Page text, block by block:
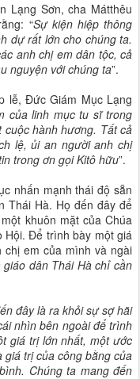
Lạng Sơn, cha Mátthêu
“Sự kiện hiệp thông
dự rất lớn cho chúng ta.
anh chị em dân tộc, cả
nguyện với chúng ta”.
lễ, Đức Giám Mục Lạng
của linh mục tu sĩ trong
hành hương. Tất cả
lệ, ủi an người anh chị
trong ơn gọi Kitô hữu”.
nhấn mạnh thái độ sẵn
Thái Hà. Họ đến đây để
khuôn mặt của Chúa
Hội. Để trình bày một giá
em của mình và ngài
dân Thái Hà chỉ cần
đây là ra khỏi sự sợ hãi
nhìn bên ngoài để trình
giá trị lớn nhất, một ước
trị của công bằng của
Chúng ta mang đến